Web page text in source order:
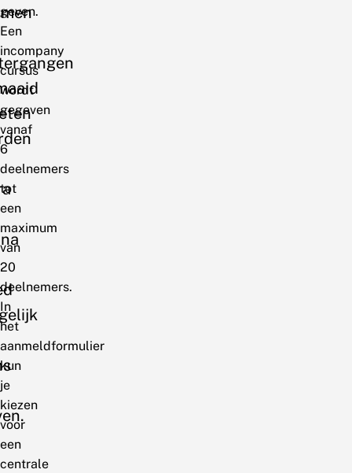
geven.
Een
incompany
cursus
wordt
gegeven
vanaf
6
deelnemers
tot
een
maximum
van
20
deelnemers.
In
het
aanmeldformulier
kun
je
kiezen
voor
een
centrale